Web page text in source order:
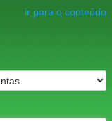
ir para o conteúdo